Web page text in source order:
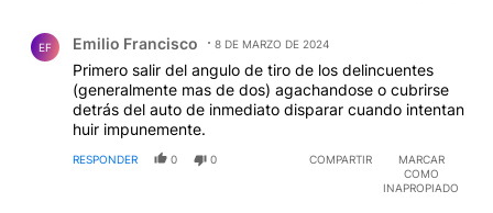
EF Emilio Francisco 8 DE MARZO DE 2024
Primero salir del angulo de tiro de los delincuentes
(generalmente mas de dos) agachandose o cubrirse
detrás del auto de inmediato disparar cuando intentan
huir impunemente.
RESPONDER 0 0 COMPARTIR
MARCAR
COMO
INAPROPIADO